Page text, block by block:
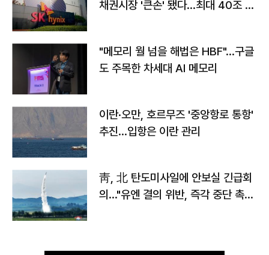
채권시장 '큰손' 됐다…최대 40조 투
"메모리 월 넘을 해법은 HBF"…구글
도 주목한 차세대 AI 메모리
이란·오만, 호르무즈 '중앙항로 통항'
추진…입항은 이란 관리
靑, 北 탄도미사일에 안보실 긴급회
의…"유엔 결의 위반, 즉각 중단 촉